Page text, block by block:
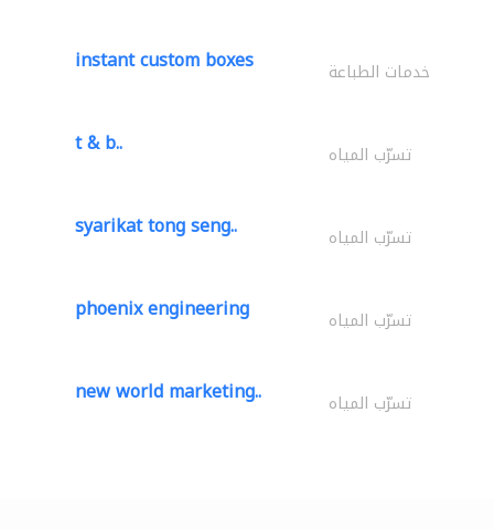
instant custom boxes خدمات الطباعة
t & b.. تسرّب المياه
syarikat tong seng.. تسرّب المياه
phoenix engineering تسرّب المياه
new world marketing.. تسرّب المياه